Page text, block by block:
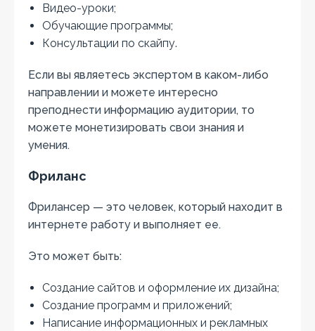
Видео-уроки;
Обучающие программы;
Консультации по скайпу.
Если вы являетесь экспертом в каком-либо
направлении и можете интересно
преподнести информацию аудитории, то
можете монетизировать свои знания и
умения.
Фриланс
Фрилансер — это человек, который находит в
интернете работу и выполняет ее.
Это может быть:
Создание сайтов и оформление их дизайна;
Создание программ и приложений;
Написание информационных и рекламных